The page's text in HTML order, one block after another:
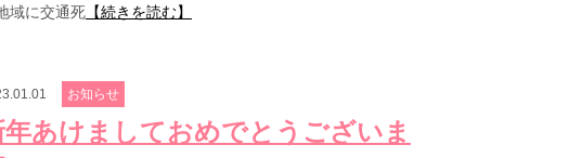
域に交通死 【続きを読む】
お知らせ
年あけましておめでとうございま